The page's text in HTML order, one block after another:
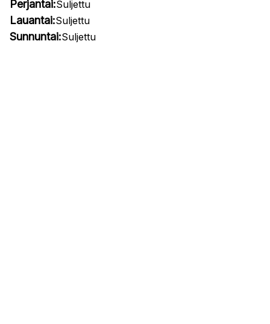
Perjantai:Suljettu
Lauantai:Suljettu
Sunnuntai:Suljettu